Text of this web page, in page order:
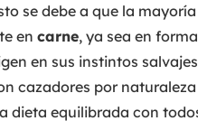
se debe a que la
en carne, ya sea en
en sus instintos
cazadores por
equilibrada con